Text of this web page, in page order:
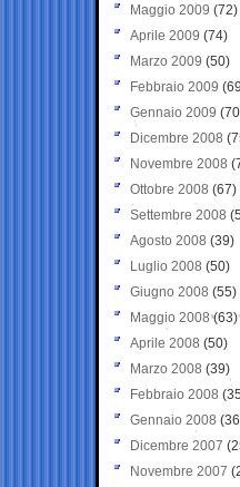
Maggio 2009 (72)
Aprile 2009 (74)
Marzo 2009 (50)
Febbraio 2009
Gennaio 2009
Dicembre 2008
Novembre 2008
Ottobre 2008 (67)
Settembre 2008
Agosto 2008 (39)
Luglio 2008 (50)
Giugno 2008 (55)
Maggio 2008(63)
Aprile 2008 (50)
Marzo 2008 (39)
Febbraio 2008
Gennaio 2008
Dicembre 2007
Novembre 2007